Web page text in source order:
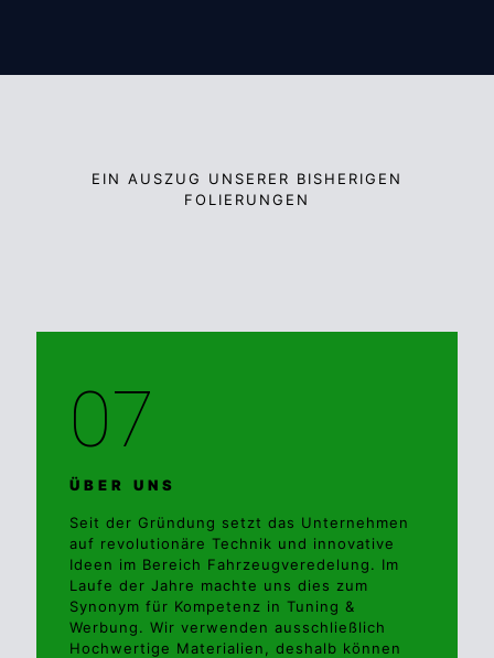
EIN AUSZUG UNSERER BISHERIGEN
FOLIERUNGEN
07
ÜBER UNS
Seit der Gründung setzt das Unternehmen
auf revolutionäre Technik und innovative
Ideen im Bereich Fahrzeugveredelung. Im
Laufe der Jahre machte uns dies zum
Synonym für Kompetenz in Tuning &
Werbung. Wir verwenden ausschließlich
Hochwertige Materialien, deshalb können